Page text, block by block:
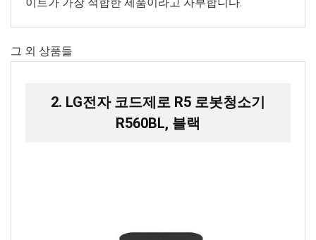
그 외 상품들
2. LG전자 코드제로 R5 로봇청소기
R560BL, 블랙